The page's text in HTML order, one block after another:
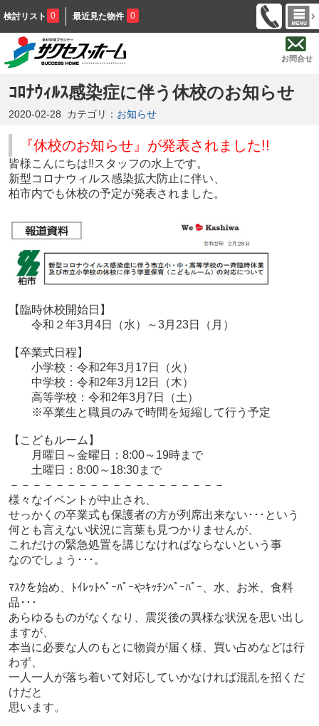
検討リスト 0 最近見た物件 0
お問合せ
ｺﾛﾅｳｨﾙｽ感染症に伴う休校のお知らせ
2020-02-28 カテゴリ： お知らせ
『休校のお知らせ』が発表されました!!
皆様こんにちは!!スタッフの水上です。
新型コロナウィルス感染拡大防止に伴い、
柏市内でも休校の予定が発表されました。
【臨時休校開始日】
令和２年3月4日（水）～3月23日（月）
【卒業式日程】
小学校：令和2年3月17日（火）
中学校：令和2年3月12日（木）
高等学校：令和2年3月7日（土）
※卒業生と職員のみで時間を短縮して行う予定
【こどもルーム】
月曜日～金曜日：8:00～19時まで
土曜日：8:00～18:30まで
－－－－－－－－－－－－－－－－－－－
様々なイベントが中止され、
せっかくの卒業式も保護者の方が列席出来ない･･･という
何とも言えない状況に言葉も見つかりませんが、
これだけの緊急処置を講じなければならないという事
なのでしょう･･･。
ﾏｽｸを始め、ﾄｲﾚｯﾄﾍﾟｰﾊﾟｰやｷｯﾁﾝﾍﾟｰﾊﾟｰ、水、お米、食料
品･･･
あらゆるものがなくなり、震災後の異様な状況を思い出し
ますが、
本当に必要な人のもとに物資が届く様、買い占めなどは行
わず、
一人一人が落ち着いて対応していかなければ混乱を招くだ
けだと
思います。